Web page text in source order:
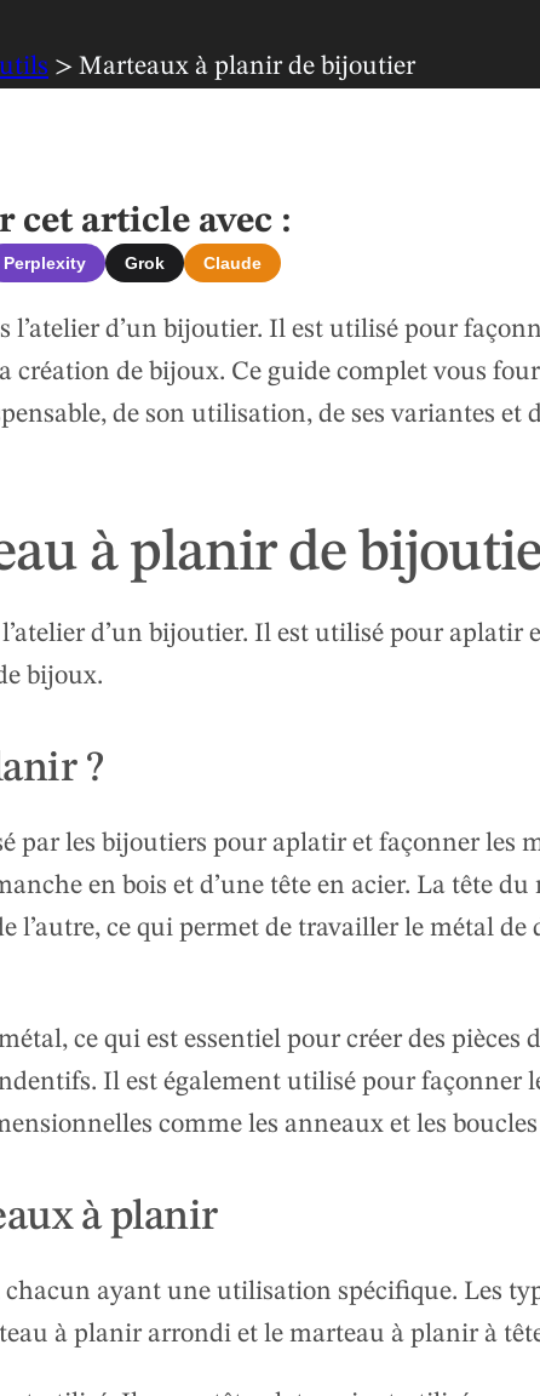
> Marteaux à planir de bijoutier
cet article avec :
Perplexity Grok Claude
d’un bijoutier. Il est utilisé pour
création de bijoux. Ce guide complet vous
de son utilisation, de ses variantes et
à planir de
d’un bijoutier. Il est utilisé pour aplatir
bijoux.
?
les bijoutiers pour aplatir et façonner les
en bois et d’une tête en acier. La tête du
l’autre, ce qui permet de travailler le métal de
ce qui est essentiel pour créer des pièces
Il est également utilisé pour façonner
comme les anneaux et les boucles
à planir
ayant une utilisation spécifique. Les
à planir arrondi et le marteau à planir à